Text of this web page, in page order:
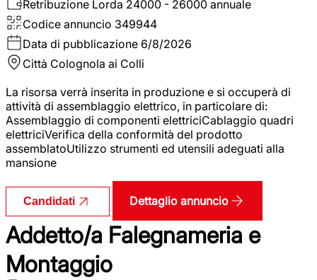
Retribuzione Lorda 24000 - 26000 annuale
Codice annuncio 349944
Data di pubblicazione 6/8/2026
Città Colognola ai Colli
La risorsa verrà inserita in produzione e si occuperà di
attività di assemblaggio elettrico, in particolare di:
Assemblaggio di componenti elettriciCablaggio quadri
elettriciVerifica della conformità del prodotto
assemblatoUtilizzo strumenti ed utensili adeguati alla
mansione
Candidati Dettaglio annuncio
Addetto/a Falegnameria e
Montaggio